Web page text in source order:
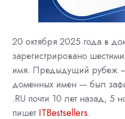
20 октября 2025 года в
зарегистрировано
имя. Предыдущий рубеж
доменных имен — был
.RU почти 10 лет назад, 5
пишет ITBestsellers.